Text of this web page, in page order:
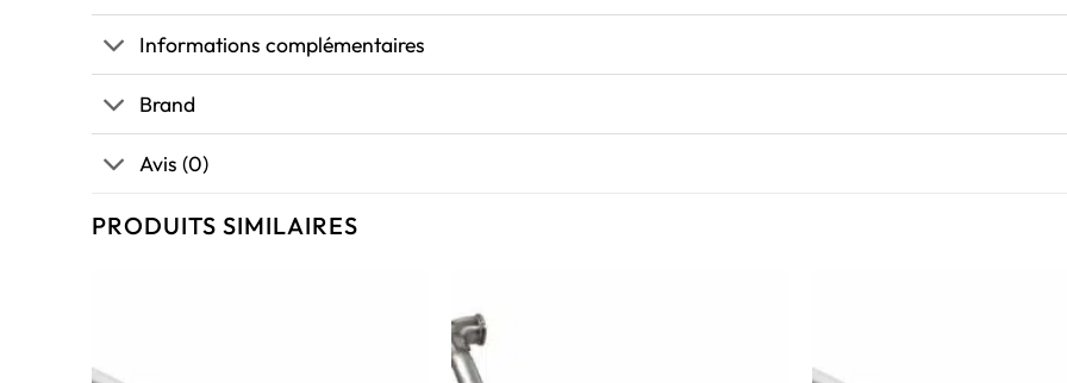
Informations complémentaires
Brand
Avis (0)
PRODUITS SIMILAIRES